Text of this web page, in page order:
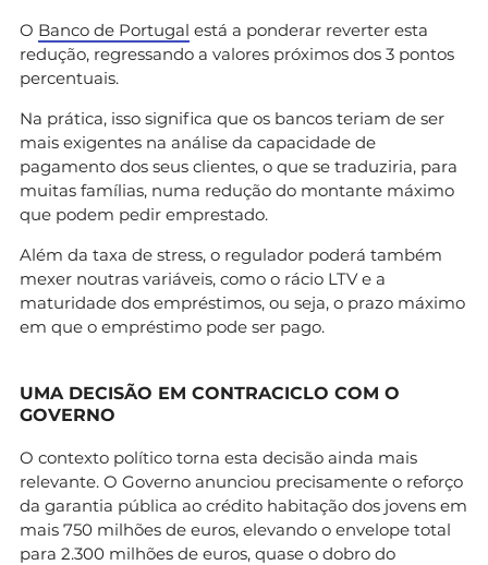
O Banco de Portugal está a ponderar reverter esta
redução, regressando a valores próximos dos 3 pontos
percentuais.
Na prática, isso significa que os bancos teriam de ser
mais exigentes na análise da capacidade de
pagamento dos seus clientes, o que se traduziria, para
muitas famílias, numa redução do montante máximo
que podem pedir emprestado.
Além da taxa de stress, o regulador poderá também
mexer noutras variáveis, como o rácio LTV e a
maturidade dos empréstimos, ou seja, o prazo máximo
em que o empréstimo pode ser pago.
UMA DECISÃO EM CONTRACICLO COM O
GOVERNO
O contexto político torna esta decisão ainda mais
relevante. O Governo anunciou precisamente o reforço
da garantia pública ao crédito habitação dos jovens em
mais 750 milhões de euros, elevando o envelope total
para 2.300 milhões de euros, quase o dobro do